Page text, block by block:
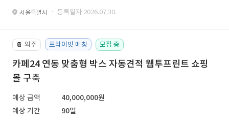
서울특별시 · 등록일자 2026.07.30.
📔 외주 프라이빗 매칭 모집 중
카페24 연동 맞춤형 박스 자동견적 웹투프린트 쇼핑
몰 구축
예상 금액
40,000,000원
예상 기간
90일